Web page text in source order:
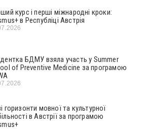
курс і перші міжнародні кроки:
в Республіці Австрія
БДМУ взяла участь у Summer
of Preventive Medicine за програмою
горизонти мовної та культурної
в Австрії за програмою